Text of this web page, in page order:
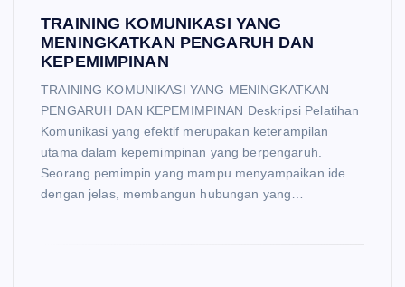
TRAINING KOMUNIKASI YANG
MENINGKATKAN PENGARUH DAN
KEPEMIMPINAN
TRAINING KOMUNIKASI YANG MENINGKATKAN
PENGARUH DAN KEPEMIMPINAN Deskripsi Pelatihan
Komunikasi yang efektif merupakan keterampilan
utama dalam kepemimpinan yang berpengaruh.
Seorang pemimpin yang mampu menyampaikan ide
dengan jelas, membangun hubungan yang…